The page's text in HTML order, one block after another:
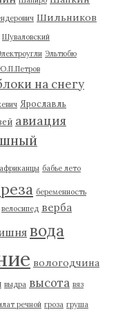
Шильников
Шуваловский
Эльтюбю
на снегу
Ярославль
авиация
африканцы бабье лето
беременность
велосипед верба
вода
вологодчина
выдра высота вяз
речной гроза груша